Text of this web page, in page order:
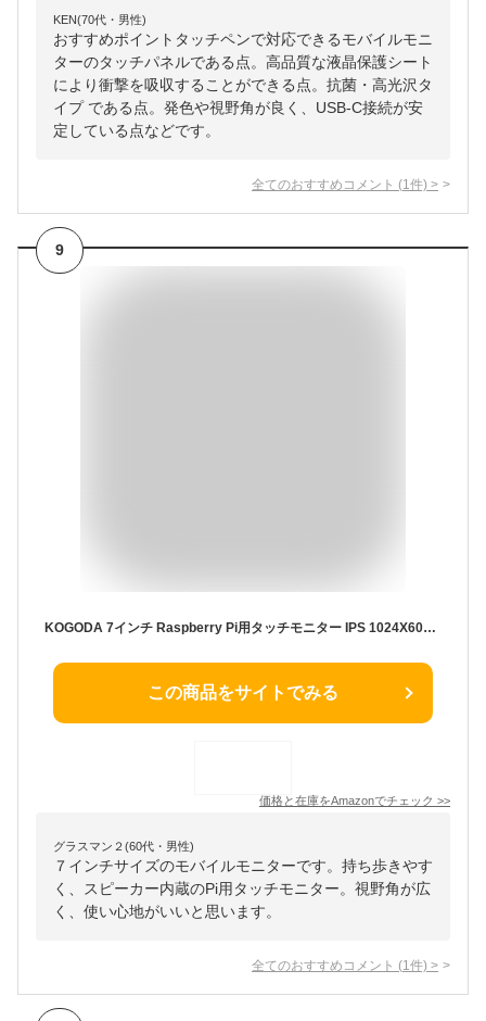
KEN(70代・男性)
おすすめポイントタッチペンで対応できるモバイルモニ
ターのタッチパネルである点。高品質な液晶保護シート
により衝撃を吸収することができる点。抗菌・高光沢タ
イプ である点。発色や視野角が良く、USB-C接続が安
定している点などです。
全てのおすすめコメント (1 件) >
9
KOGODA 7インチ Raspberry Pi用タッチモニター IPS 1024X600 178°全視野 モバイルモニター スピーカー内蔵 Raspberry Pi 4/3/2/1 PS4 Ubuntu Windows 7/8/10に適用(7インチ)
この商品をサイトでみる
価格と在庫をAmazonでチェック >>
グラスマン２(60代・男性)
７インチサイズのモバイルモニターです。持ち歩きやす
く、スピーカー内蔵のPi用タッチモニター。視野角が広
く、使い心地がいいと思います。
全てのおすすめコメント (1 件) >